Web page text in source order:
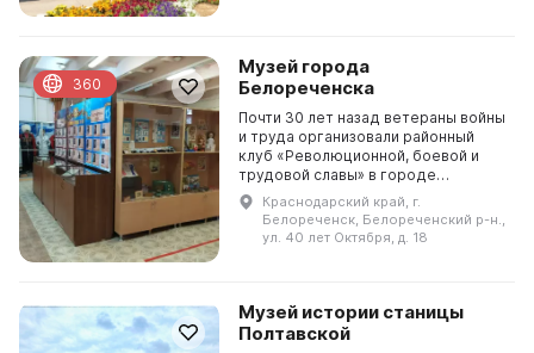
Музей города
Белореченска
Почти 30 лет назад ветераны войны
и труда организовали районный
клуб «Революционной, боевой и
трудовой славы» в городе
Белореченске. В 1981 году был
открыт музей на общественных
началах, получивший ст...
Краснодарский край, г.
Белореченск, Белореченский р-н.,
ул. 40 лет Октября, д. 18
360
Музей истории станицы
Полтавской